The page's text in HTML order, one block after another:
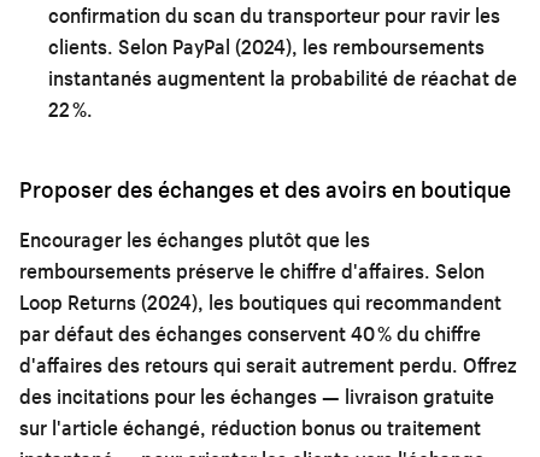
confirmation du scan du transporteur pour ravir les
clients. Selon PayPal (2024), les remboursements
instantanés augmentent la probabilité de réachat de
22 %.
Proposer des échanges et des avoirs en boutique
Encourager les échanges plutôt que les
remboursements préserve le chiffre d'affaires. Selon
Loop Returns (2024), les boutiques qui recommandent
par défaut des échanges conservent 40 % du chiffre
d'affaires des retours qui serait autrement perdu. Offrez
des incitations pour les échanges — livraison gratuite
sur l'article échangé, réduction bonus ou traitement